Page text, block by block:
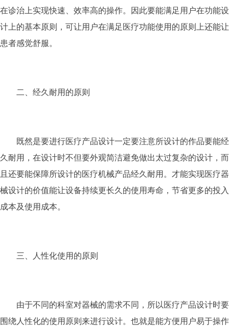
在诊治上实现快速、效率高的操作。因此要能满足用户在功能设
计上的基本原则，可让用户在满足医疗功能使用的原则上还能让
患者感觉舒服。
二、经久耐用的原则
既然是要进行医疗产品设计一定要注意所设计的作品要能经
久耐用，在设计时不但要外观简洁避免做出太过复杂的设计，而
且还要能保障所设计的医疗机械产品经久耐用。才能实现医疗器
械设计的价值能让设备持续更长久的使用寿命，节省更多的投入
成本及使用成本。
三、人性化使用的原则
由于不同的科室对器械的需求不同，所以医疗产品设计时要
围绕人性化的使用原则来进行设计。也就是能方便用户易于操作